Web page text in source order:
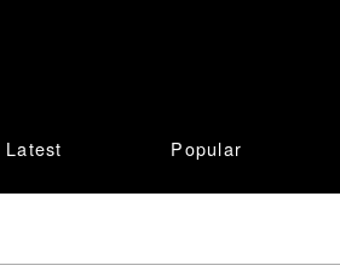
Latest Popular